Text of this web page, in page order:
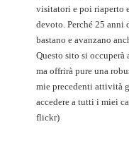
visitatori e poi riaperto
devoto. Perché 25 anni
bastano e avanzano
Questo sito si
ma offrirà pure una
mie precedenti attività
accedere a tutti i miei
flickr)